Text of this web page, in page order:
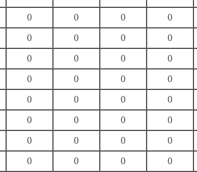
0 0 0 0
0 0 0 0
0 0 0 0
0 0 0 0
0 0 0 0
0 0 0 0
0 0 0 0
0 0 0 0